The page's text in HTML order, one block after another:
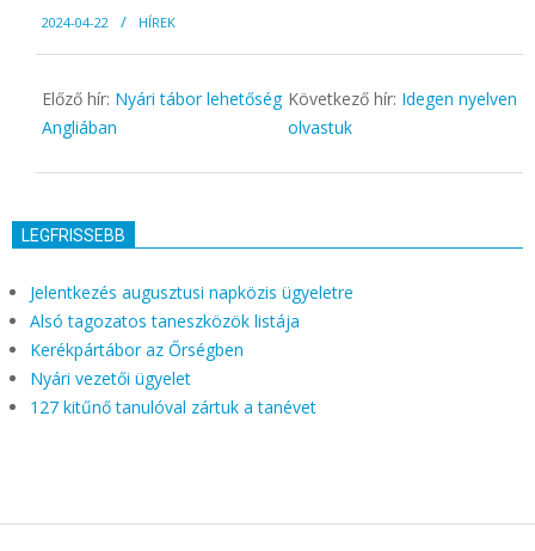
04-
22
2024-04-22 HÍREK
Előző hír: Nyári tábor lehetőség
Angliában
Következő hír: Idegen nyelven
olvastuk
LEGFRISSEBB
Jelentkezés augusztusi napközis ügyeletre
Alsó tagozatos taneszközök listája
Kerékpártábor az Őrségben
Nyári vezetői ügyelet
127 kitűnő tanulóval zártuk a tanévet